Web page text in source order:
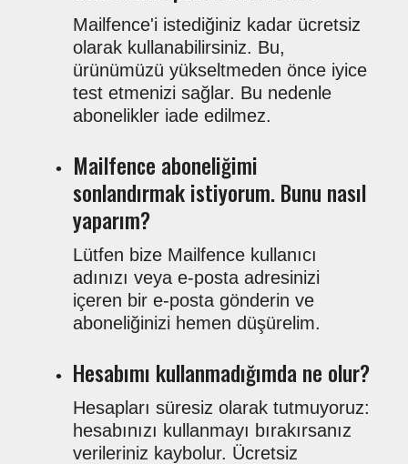
Mailfence'i istediğiniz kadar ücretsiz
olarak kullanabilirsiniz. Bu,
ürünümüzü yükseltmeden önce iyice
test etmenizi sağlar. Bu nedenle
abonelikler iade edilmez.
Mailfence aboneliğimi
sonlandırmak istiyorum. Bunu nasıl
yaparım?
Lütfen bize Mailfence kullanıcı
adınızı veya e-posta adresinizi
içeren bir e-posta gönderin ve
aboneliğinizi hemen düşürelim.
Hesabımı kullanmadığımda ne olur?
Hesapları süresiz olarak tutmuyoruz:
hesabınızı kullanmayı bırakırsanız
verileriniz kaybolur. Ücretsiz